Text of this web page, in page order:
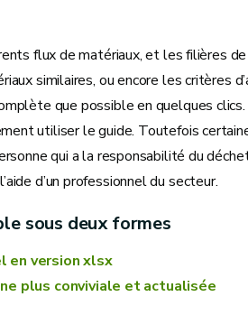
flux de matériaux, et les filières
similaires, ou encore les critères
que possible en quelques clics.
utiliser le guide. Toutefois
qui a la responsabilité du
d’un professionnel du secteur.
sous deux formes
en version xlsx
plus conviviale et actualisée